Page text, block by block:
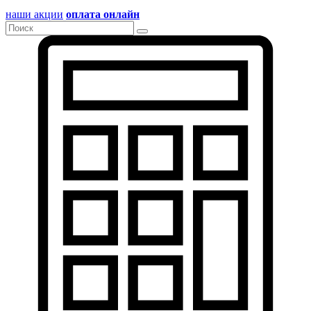
наши акции оплата онлайн